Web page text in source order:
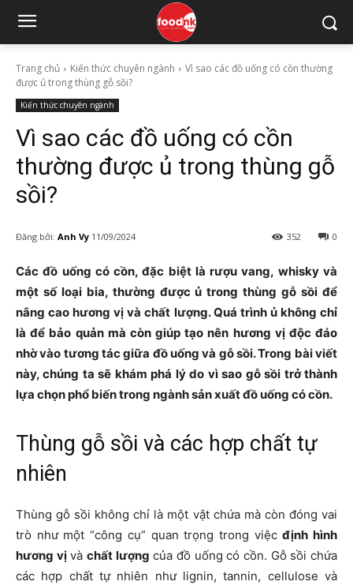
Trang chủ Kiến thức chuyên ngành
Vì sao các đồ uống có cồn thường
được ủ trong thùng gỗ sồi?
Kiến thức chuyên ngành
Vì sao các đồ uống có cồn
thường được ủ trong thùng gỗ
sồi?
Đăng bởi: Anh Vy 11/09/2024 0
352
Các đồ uống có cồn, đặc biệt là rượu vang, whisky và
một số loại bia, thường được ủ trong thùng gỗ sồi để
nâng cao hương vị và chất lượng. Quá trình ủ không chỉ
là để bảo quản mà còn giúp tạo nên hương vị độc đáo
nhờ vào tương tác giữa đồ uống và gỗ sồi. Trong bài viết
này, chúng ta sẽ khám phá lý do vì sao gỗ sồi trở thành
lựa chọn phổ biến trong ngành sản xuất đồ uống có cồn.
Thùng gỗ sồi và các hợp chất tự
nhiên
Thùng gỗ sồi không chỉ là một vật chứa mà còn đóng vai
trò như một “công cụ” quan trọng trong việcđịnh hình
hương vịvàchất lượng của đồ uống có cồn. Gỗ sồi chứa
các hợp chất tự nhiên như lignin, tannin, cellulose và